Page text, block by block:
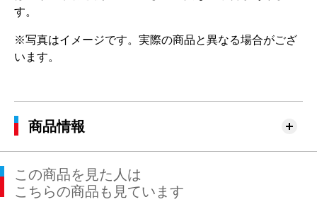
す。
※写真はイメージです。実際の商品と異なる場合がござ
います。
商品情報
この商品を見た人は
こちらの商品も見ています